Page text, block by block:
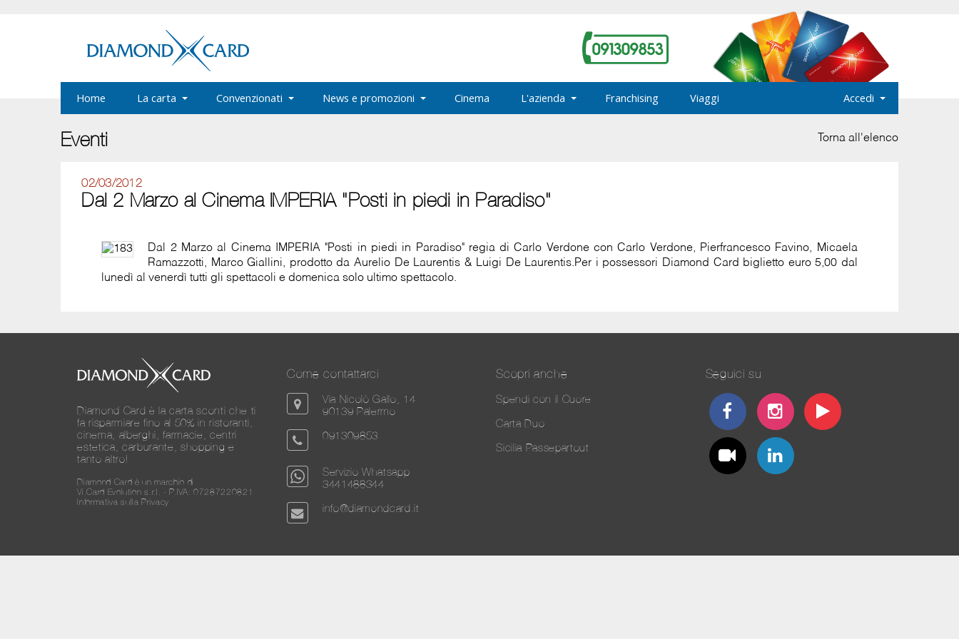
Home La carta Convenzionati News e promozioni Cinema L'azienda Franchising Viaggi Accedi
Eventi Torna all'elenco
02/03/2012
Dal 2 Marzo al Cinema IMPERIA "Posti in piedi in Paradiso"
Dal 2 Marzo al Cinema IMPERIA "Posti in piedi in Paradiso" regia di Carlo Verdone con Carlo Verdone, Pierfrancesco Favino, Micaela
Ramazzotti, Marco Giallini, prodotto da Aurelio De Laurentis & Luigi De Laurentis.Per i possessori Diamond Card biglietto euro 5,00 dal
lunedì al venerdì tutti gli spettacoli e domenica solo ultimo spettacolo.
Diamond Card è la carta sconti che ti
fa risparmiare fino al 50% in ristoranti,
cinema, alberghi, farmacie, centri
estetica, carburante, shopping e
tanto altro!
Diamond Card è un marchio di
Vi.Card Evolution s.r.l. - P.IVA: 07287220821
Informativa sulla Privacy
Come contattarci
Via Nicolò Gallo, 14
90139 Palermo
091309853
Servizio Whatsapp
3441488344
info@diamondcard.it
Scopri anche
Spendi con il Cuore
Carta Duo
Sicilia Passepartout
Seguici su